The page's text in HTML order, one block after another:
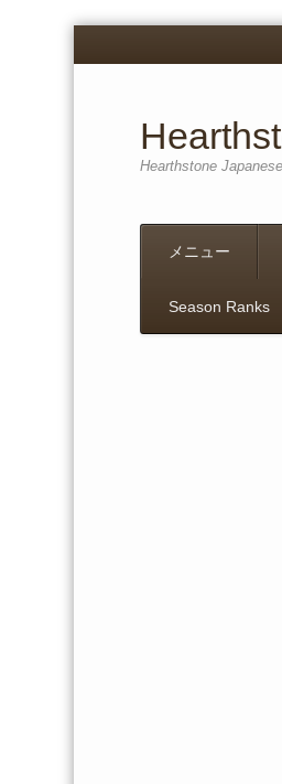
Hearthstone
メニュー
Season Ranks